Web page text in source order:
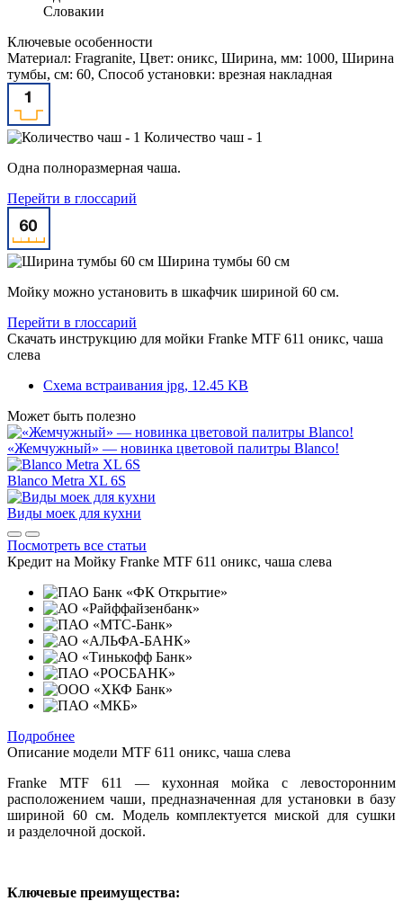
Словакии
Ключевые особенности
Материал: Fragranite, Цвет: оникс, Ширина, мм: 1000, Ширина
тумбы, см: 60, Способ установки: врезная накладная
Количество чаш - 1
Одна полноразмерная чаша.
Перейти в глоссарий
Ширина тумбы 60 см
Мойку можно установить в шкафчик шириной 60 см.
Перейти в глоссарий
Скачать инструкцию для мойки Franke MTF 611 оникс, чаша
слева
Схема встраивания jpg, 12.45 KB
Может быть полезно
«Жемчужный» — новинка цветовой палитры Blanco!
Blanco Metra XL 6S
Виды моек для кухни
Посмотреть все статьи
Кредит на Мойку Franke MTF 611 оникс, чаша слева
Подробнее
Описание модели MTF 611 оникс, чаша слева
Franke MTF 611 — кухонная мойка с левосторонним
расположением чаши, предназначенная для установки в базу
шириной 60 см. Модель комплектуется миской для сушки
и разделочной доской.
Ключевые преимущества: